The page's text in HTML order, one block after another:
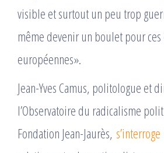
visible et surtout un peu trop
même devenir un boulet pour
européennes».
Jean-Yves Camus, politologue et
l’Observatoire du radicalisme
Fondation Jean-Jaurès, s’interroge